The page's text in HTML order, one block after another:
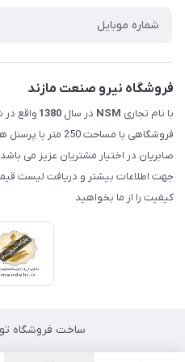
فروشگاه نیرو صنعت مازند
با نام تجاری NSM در سال 1380 واقع در
فروشگاهی با
صابریان در اختیار مشتریان عزیز می
جهت اطلاعات بیشتر و دریافت لیست
کیفیت را از ما بخواهید
ساخت فروشگاه